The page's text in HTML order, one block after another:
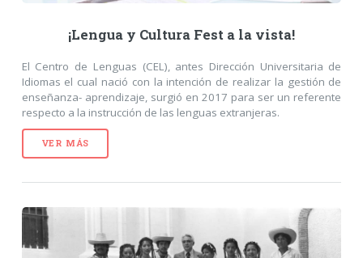
¡Lengua y Cultura Fest a la vista!
El Centro de Lenguas (CEL), antes Dirección Universitaria de
Idiomas el cual nació con la intención de realizar la gestión de
enseñanza- aprendizaje, surgió en 2017 para ser un referente
respecto a la instrucción de las lenguas extranjeras.
VER MÁS